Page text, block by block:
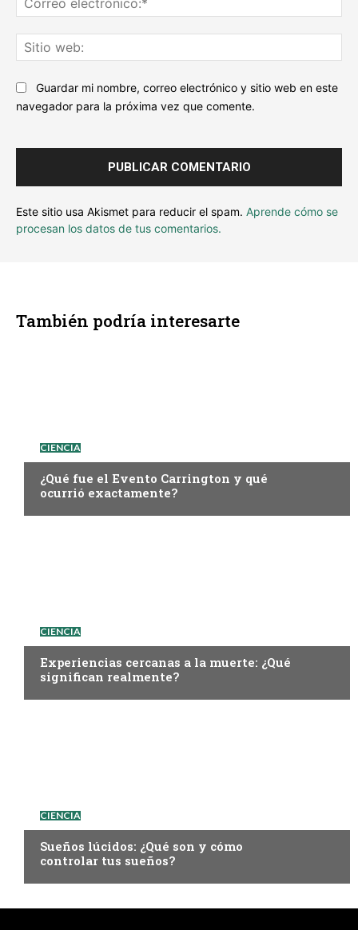
Guardar mi nombre, correo electrónico y sitio web en este
navegador para la próxima vez que comente.
Este sitio usa Akismet para reducir el spam. Aprende cómo se
procesan los datos de tus comentarios.
También podría interesarte
CIENCIA
¿Qué fue el Evento Carrington y qué
ocurrió exactamente?
CIENCIA
Experiencias cercanas a la muerte: ¿Qué
significan realmente?
CIENCIA
Sueños lúcidos: ¿Qué son y cómo
controlar tus sueños?